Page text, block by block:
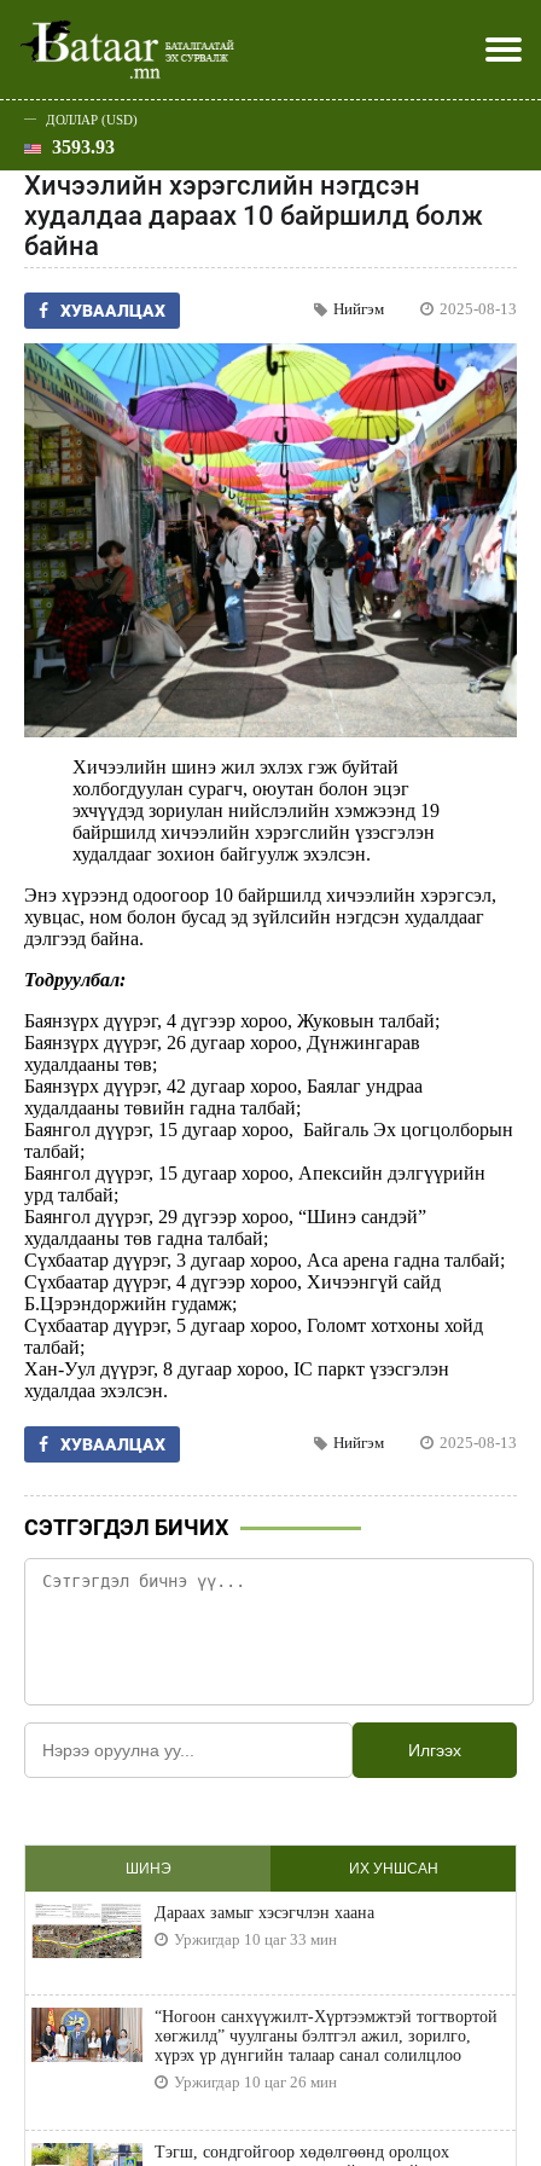
Эхлэл
Улс төр
Нийгэм
Эдийн засаг
Дэлхий
Спорт
Шар
Батаар юу хэлэв
Хэвлэл мэдээллээр
ДОЛЛАР (USD)
3593.93
Хичээлийн хэрэгслийн нэгдсэн
худалдаа дараах 10 байршилд болж
байна
ХУВААЛЦАХ Нийгэм 2025-08-13
Хичээлийн шинэ жил эхлэх гэж буйтай
холбогдуулан сурагч, оюутан болон эцэг
эхчүүдэд зориулан нийслэлийн хэмжээнд 19
байршилд хичээлийн хэрэгслийн үзэсгэлэн
худалдааг зохион байгуулж эхэлсэн.
Энэ хүрээнд одоогоор 10 байршилд хичээлийн хэрэгсэл,
хувцас, ном болон бусад эд зүйлсийн нэгдсэн худалдааг
дэлгээд байна.
Тодруулбал:
Баянзүрх дүүрэг, 4 дүгээр хороо, Жуковын талбай;
Баянзүрх дүүрэг, 26 дугаар хороо, Дүнжингарав
худалдааны төв;
Баянзүрх дүүрэг, 42 дугаар хороо, Баялаг ундраа
худалдааны төвийн гадна талбай;
Баянгол дүүрэг, 15 дугаар хороо, Байгаль Эх цогцолборын
талбай;
Баянгол дүүрэг, 15 дугаар хороо, Апексийн дэлгүүрийн
урд талбай;
Баянгол дүүрэг, 29 дүгээр хороо, “Шинэ сандэй”
худалдааны төв гадна талбай;
Сүхбаатар дүүрэг, 3 дугаар хороо, Аса арена гадна талбай;
Сүхбаатар дүүрэг, 4 дүгээр хороо, Хичээнгүй сайд
Б.Цэрэндоржийн гудамж;
Сүхбаатар дүүрэг, 5 дугаар хороо, Голомт хотхоны хойд
талбай;
Хан-Уул дүүрэг, 8 дугаар хороо, IC паркт үзэсгэлэн
худалдаа эхэлсэн.
ХУВААЛЦАХ Нийгэм 2025-08-13
СЭТГЭГДЭЛ БИЧИХ
Илгээх
ШИНЭ ИХ УНШСАН
Дараах замыг хэсэгчлэн хаана
Уржигдар 10 цаг 33 мин
“Ногоон санхүүжилт-Хүртээмжтэй тогтвортой
хөгжилд” чуулганы бэлтгэл ажил, зорилго,
хүрэх үр дүнгийн талаар санал солилцлоо
Уржигдар 10 цаг 26 мин
Тэгш, сондгойгоор хөдөлгөөнд оролцох